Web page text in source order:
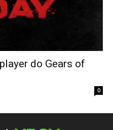
do Gears of
0